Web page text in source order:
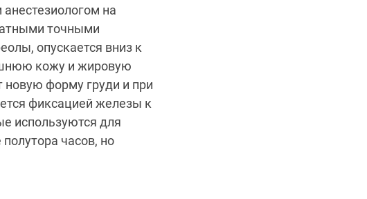
на
точными
опускается вниз к
кожу и жировую
новую форму груди и при
фиксацией железы к
используются для
часов, но